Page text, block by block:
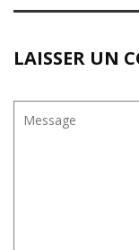
LAISSER UN